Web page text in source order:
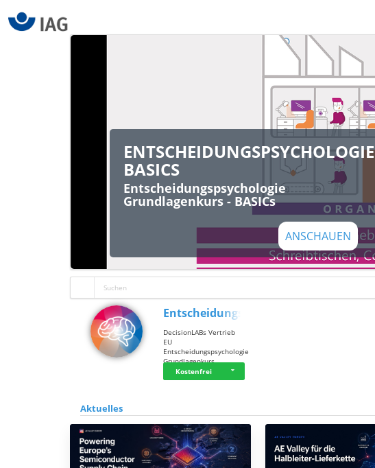
ENTSCHEIDUNGSPSYCHOLOGIE
BASICS
Entscheidungspsychologie
Grundlagenkurs - BASICs
ANSCHAUEN
Entscheidungsps…
DecisionLABs Vertrieb
EU
Entscheidungspsychologie
Grundlagenkurs…
Kostenfrei
Aktuelles